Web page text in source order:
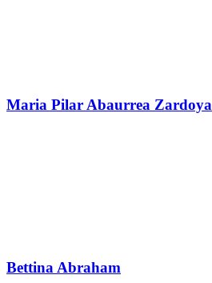
Maria Pilar Abaurrea Zardoya
Bettina Abraham